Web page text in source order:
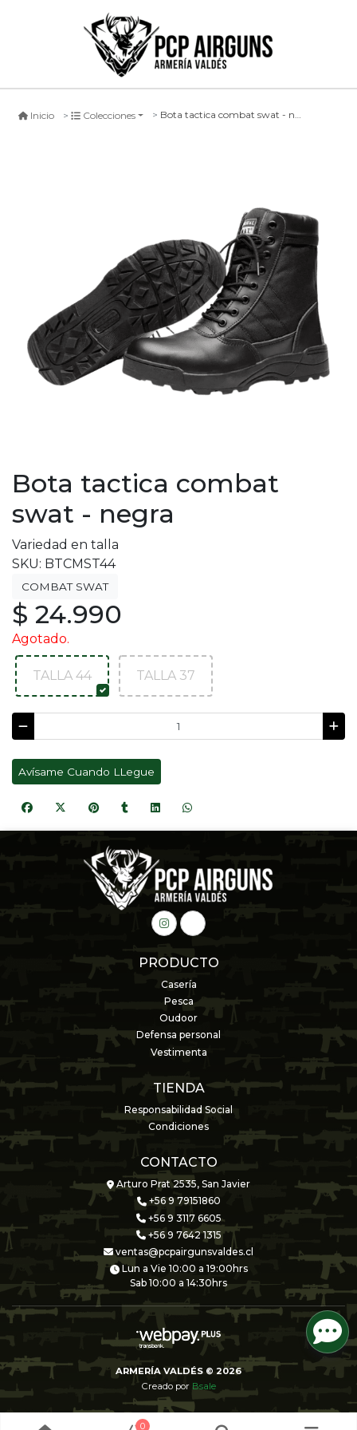
Inicio Colecciones Bota tactica combat swat - negra
Bota tactica combat
swat - negra
Variedad en talla
SKU: BTCMST44
COMBAT SWAT
$ 24.990
Agotado.
TALLA 44 TALLA 37
Avísame Cuando LLegue
PRODUCTO
Casería
Pesca
Oudoor
Defensa personal
Vestimenta
TIENDA
Responsabilidad Social
Condiciones
CONTACTO
Arturo Prat 2535, San Javier
+56 9 79151860
+56 9 3117 6605
+56 9 7642 1315
ventas@pcpairgunsvaldes.cl
Lun a Vie 10:00 a 19:00hrs
Sab 10:00 a 14:30hrs
ARMERÍA VALDÉS © 2026
Creado por Bsale
0